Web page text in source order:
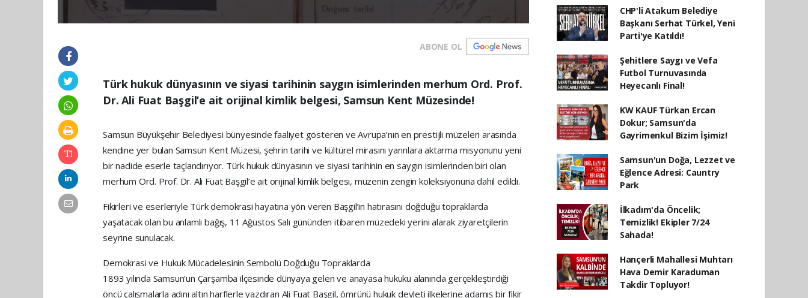
ABONE OL
Türk hukuk dünyasının ve siyasi tarihinin saygın isimlerinden merhum Ord. Prof.
Dr. Ali Fuat Başgil’e ait orijinal kimlik belgesi, Samsun Kent Müzesinde!
Samsun Büyükşehir Belediyesi bünyesinde faaliyet gösteren ve Avrupa’nın en prestijli müzeleri arasında
kendine yer bulan Samsun Kent Müzesi, şehrin tarihi ve kültürel mirasını yarınlara aktarma misyonunu yeni
bir nadide eserle taçlandırıyor. Türk hukuk dünyasının ve siyasi tarihinin en saygın isimlerinden biri olan
merhum Ord. Prof. Dr. Ali Fuat Başgil’e ait orijinal kimlik belgesi, müzenin zengin koleksiyonuna dahil edildi.
Fikirleri ve eserleriyle Türk demokrasi hayatına yön veren Başgil’in hatırasını doğduğu topraklarda
yaşatacak olan bu anlamlı bağış, 11 Ağustos Salı gününden itibaren müzedeki yerini alarak ziyaretçilerin
seyrine sunulacak.
Demokrasi ve Hukuk Mücadelesinin Sembolü Doğduğu Topraklarda
1893 yılında Samsun’un Çarşamba ilçesinde dünyaya gelen ve anayasa hukuku alanında gerçekleştirdiği
öncü çalışmalarla adını altın harflerle yazdıran Ali Fuat Başgil, ömrünü hukuk devleti ilkelerine adamış bir fikir
CHP'li Atakum Belediye
Başkanı Serhat Türkel, Yeni
Parti'ye Katıldı!
Şehitlere Saygı ve Vefa
Futbol Turnuvasında
Heyecanlı Final!
KW KAUF Türkan Ercan
Dokur; Samsun'da
Gayrimenkul Bizim İşimiz!
Samsun'un Doğa, Lezzet ve
Eğlence Adresi: Cauntry
Park
İlkadım'da Öncelik;
Temizlik! Ekipler 7/24
Sahada!
Hançerli Mahallesi Muhtarı
Hava Demir Karaduman
Takdir Topluyor!